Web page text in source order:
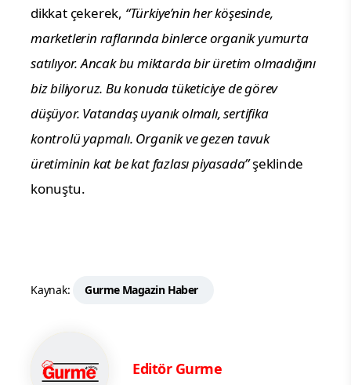
dikkat çekerek, “Türkiye’nin her köşesinde,
marketlerin raflarında binlerce organik yumurta
satılıyor. Ancak bu miktarda bir üretim olmadığını
biz biliyoruz. Bu konuda tüketiciye de görev
düşüyor. Vatandaş uyanık olmalı, sertifika
kontrolü yapmalı. Organik ve gezen tavuk
üretiminin kat be kat fazlası piyasada”şeklinde
konuştu.
Kaynak: Gurme Magazin Haber
Editör Gurme